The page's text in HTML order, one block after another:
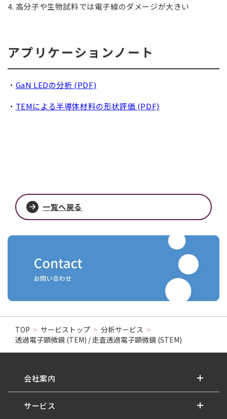
4. 高分子や生物試料では電子線のダメージが大きい
アプリケーションノート
・ GaN LEDの分析 (PDF)
・ TEMによる半導体材料の形状評価 (PDF)
一覧へ戻る
TOP > サービストップ > 分析サービス >
透過電子顕微鏡 (TEM) / 走査透過電子顕微鏡 (STEM)
会社案内
サービス